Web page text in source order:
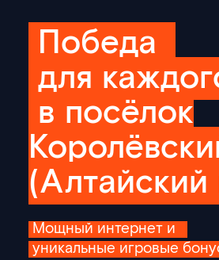
Победа
для
в посёлок
(Алтайский
Мощный интернет и
уникальные игровые